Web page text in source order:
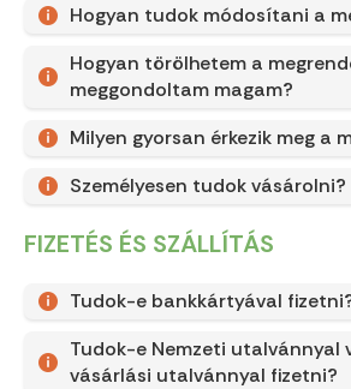
Hogyan tudok módosítani a
Hogyan törölhetem a
meggondoltam magam?
Milyen gyorsan érkezik meg a
Személyesen tudok vásárolni?
FIZETÉS ÉS SZÁLLÍTÁS
Tudok-e bankkártyával
Tudok-e Nemzeti utalvánnyal
vásárlási utalvánnyal fizetni?